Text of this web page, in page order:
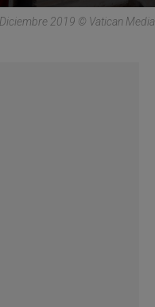
2019 © Vatican Media